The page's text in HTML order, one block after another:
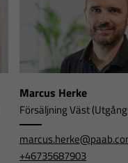
Marcus Herke
Försäljning Väst
+46735687903